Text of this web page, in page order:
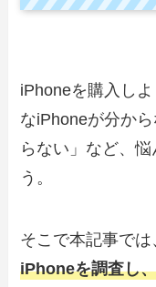
iPhoneを購入し
なiPhoneが分か
らない」など、
う。
そこで本記事では
iPhoneを調査し